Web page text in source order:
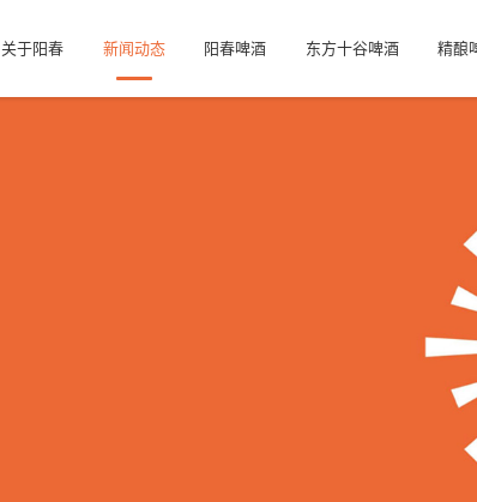
关于阳春 新闻动态 阳春啤酒 东方十谷啤酒 精酿